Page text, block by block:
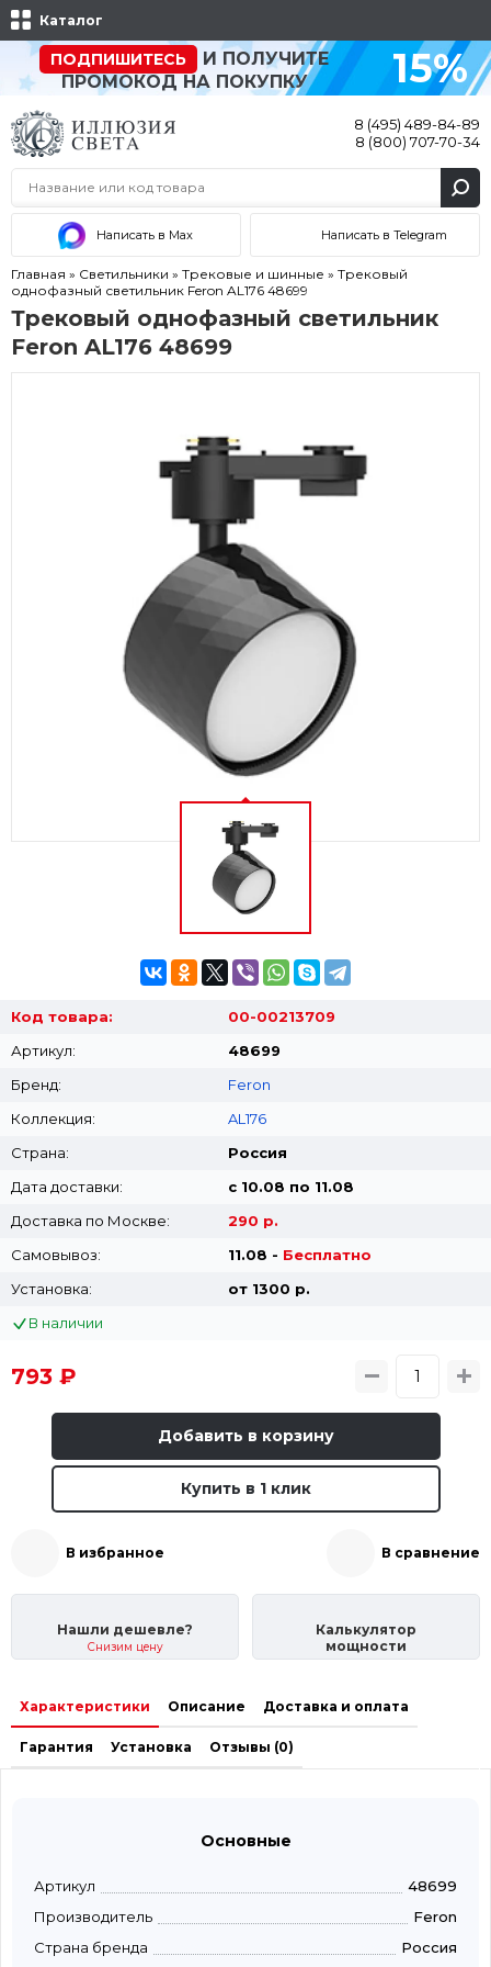
Каталог
ПОДПИШИТЕСЬ
И ПОЛУЧИТЕ
ПРОМОКОД НА ПОКУПКУ
15%
8 (495) 489-84-89
8 (800) 707-70-34
Написать в Max Написать в Telegram
Главная » Светильники » Трековые и шинные » Трековый
однофазный светильник Feron AL176 48699
Трековый однофазный светильник
Feron AL176 48699
Код товара:
00-00213709
Артикул:
48699
Бренд:
Feron
Коллекция:
AL176
Страна:
Россия
Дата доставки:
с 10.08 по 11.08
Доставка по Москве:
290 р.
Самовывоз:
11.08 - Бесплатно
Установка:
от 1300 p.
В наличии
793 ₽
Добавить в корзину
Купить в 1 клик
В избранное В сравнение
Нашли дешевле?
Снизим цену
Калькулятор
мощности
Характеристики Описание Доставка и оплата
Гарантия Установка Отзывы (0)
Основные
Артикул
48699
Производитель
Feron
Страна бренда
Россия